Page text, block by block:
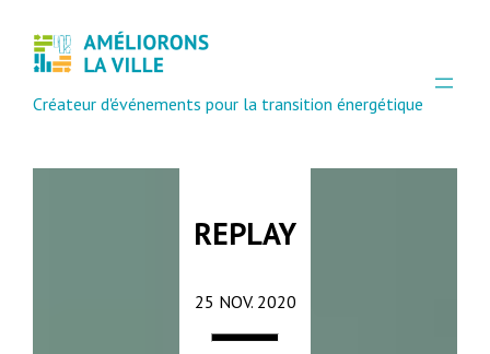
Créateur d'événements pour la transition énergétique
REPLAY
25 NOV. 2020